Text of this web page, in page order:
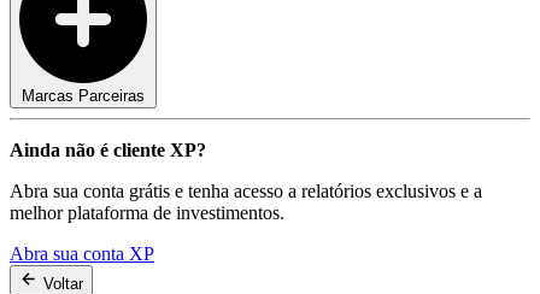
Marcas Parceiras
Ainda não é cliente XP?
Abra sua conta grátis e tenha acesso a relatórios exclusivos e a
melhor plataforma de investimentos.
Abra sua conta XP
Voltar